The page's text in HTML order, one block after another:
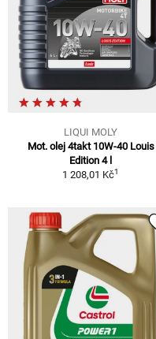
LIQUI MOLY
Mot. olej 4takt 10W-40 Louis
Edition 4 l
1 208,01 Kč1